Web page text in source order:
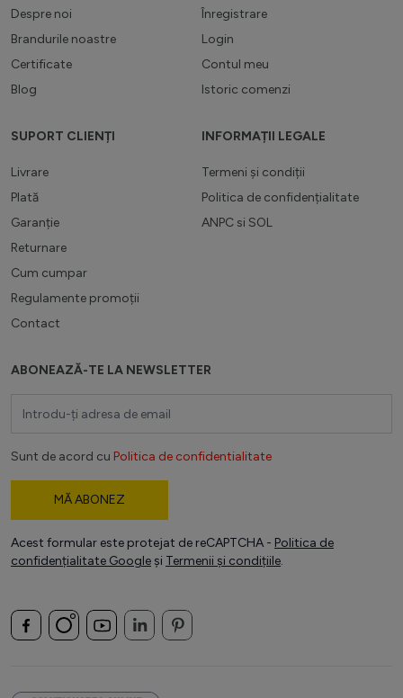
Despre noi
Brandurile noastre
Certificate
Blog
Înregistrare
Login
Contul meu
Istoric comenzi
SUPORT CLIENȚI
Livrare
Plată
Garanție
Returnare
Cum cumpar
Regulamente promoții
Contact
INFORMAȚII LEGALE
Termeni și condiții
Politica de confidențialitate
ANPC si SOL
ABONEAZĂ-TE LA NEWSLETTER
Sunt de acord cu Politica de confidentialitate
MĂ ABONEZ
Acest formular este protejat de reCAPTCHA - Politica de
confidențialitate Google și Termenii și condițiile.